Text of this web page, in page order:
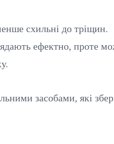
схильні до тріщин.
ефектно, проте
засобами, які